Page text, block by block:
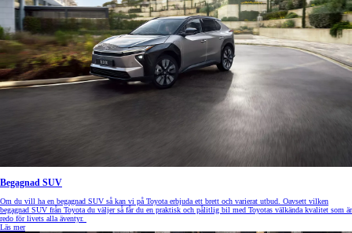
Begagnad SUV
Om du vill ha en begagnad SUV så kan vi på Toyota erbjuda ett brett och varierat utbud. Oavsett vilken
begagnad SUV från Toyota du väljer så får du en praktisk och pålitlig bil med Toyotas välkända kvalitet som är
redo för livets alla äventyr.
Läs mer